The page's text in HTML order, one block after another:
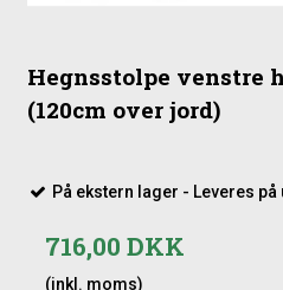
Hegnsstolpe venstre
(120cm over jord)
På ekstern lager - Leveres
716,00 DKK
(inkl. moms)